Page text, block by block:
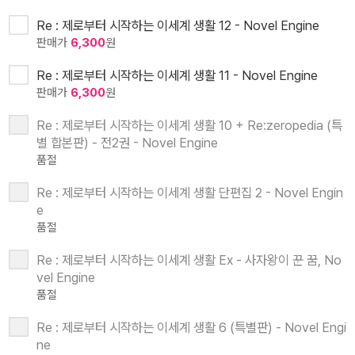
Re : 제로부터 시작하는 이세계 생활 12 - Novel Engine
판매가 6,300원
Re : 제로부터 시작하는 이세계 생활 11 - Novel Engine
판매가 6,300원
Re : 제로부터 시작하는 이세계 생활 10 + Re:zeropedia (특
별 합본판) - 전2권 - Novel Engine
품절
Re : 제로부터 시작하는 이세계 생활 단편집 2 - Novel Engin
e
품절
Re : 제로부터 시작하는 이세계 생활 Ex - 사자왕이 꾼 꿈, No
vel Engine
품절
Re : 제로부터 시작하는 이세계 생활 6 (특별판) - Novel Engi
ne